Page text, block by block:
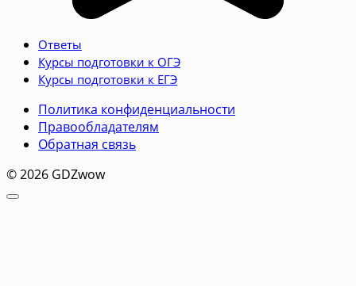
Ответы
Курсы подготовки к ОГЭ
Курсы подготовки к ЕГЭ
Политика конфиденциальности
Правообладателям
Обратная связь
© 2026 GDZwow